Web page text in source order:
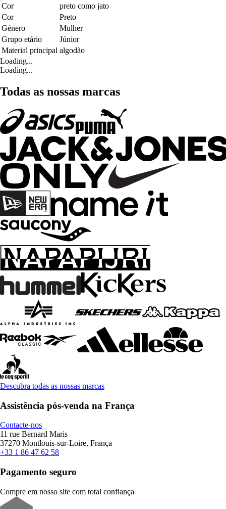
Cor
preto como jato
Cor
Preto
Género
Mulher
Grupo etário
Júnior
Material principal algodão
Loading...
Loading...
Todas as nossas marcas
Descubra todas as nossas marcas
Assistência pós-venda na França
Contacte-nos
11 rue Bernard Maris
37270 Montlouis-sur-Loire, França
+33 1 86 47 62 58
Pagamento seguro
Compre em nosso site com total confiança